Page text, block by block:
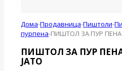
Дома-Продавница-Пиштоли-
пурпена-ПИШТОЛ ЗА ПУР ПЕНА
ПИШТОЛ ЗА ПУР ПЕНА
ЈАТО